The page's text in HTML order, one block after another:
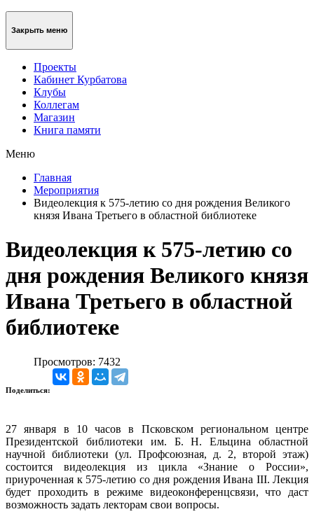
Закрыть меню
Проекты
Кабинет Курбатова
Клубы
Коллегам
Магазин
Книга памяти
Меню
Главная
Мероприятия
Видеолекция к 575-летию со дня рождения Великого
князя Ивана Третьего в областной библиотеке
Видеолекция к 575-летию со
дня рождения Великого князя
Ивана Третьего в областной
библиотеке
Просмотров: 7432
Поделиться:
27 января в 10 часов в Псковском региональном центре
Президентской библиотеки им. Б. Н. Ельцина областной
научной библиотеки (ул. Профсоюзная, д. 2, второй этаж)
состоится видеолекция из цикла «Знание о России»,
приуроченная к 575-летию со дня рождения Ивана III. Лекция
будет проходить в режиме видеоконференцсвязи, что даст
возможность задать лекторам свои вопросы.